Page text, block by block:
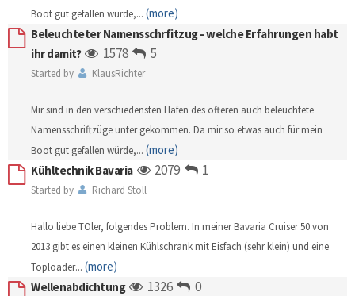
Boot gut gefallen würde,... (more)
Beleuchteter Namensschrfitzug - welche Erfahrungen habt
ihr damit?
1578 5
Started by KlausRichter
Mir sind in den verschiedensten Häfen des öfteren auch beleuchtete
Namensschriftzüge unter gekommen. Da mir so etwas auch für mein
Boot gut gefallen würde,... (more)
Kühltechnik Bavaria
2079 1
Started by Richard Stoll
Hallo liebe TOler, folgendes Problem. In meiner Bavaria Cruiser 50 von
2013 gibt es einen kleinen Kühlschrank mit Eisfach (sehr klein) und eine
Toploader... (more)
Wellenabdichtung
1326 0